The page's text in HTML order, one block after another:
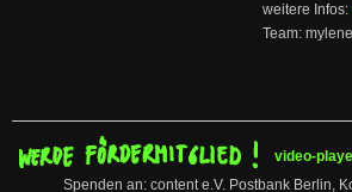
weitere Infos:
Team:
video-
Spenden an: content e.V. Postbank Berlin,